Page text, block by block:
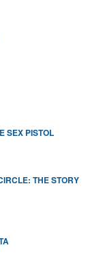
SEX PISTOL
THE STORY